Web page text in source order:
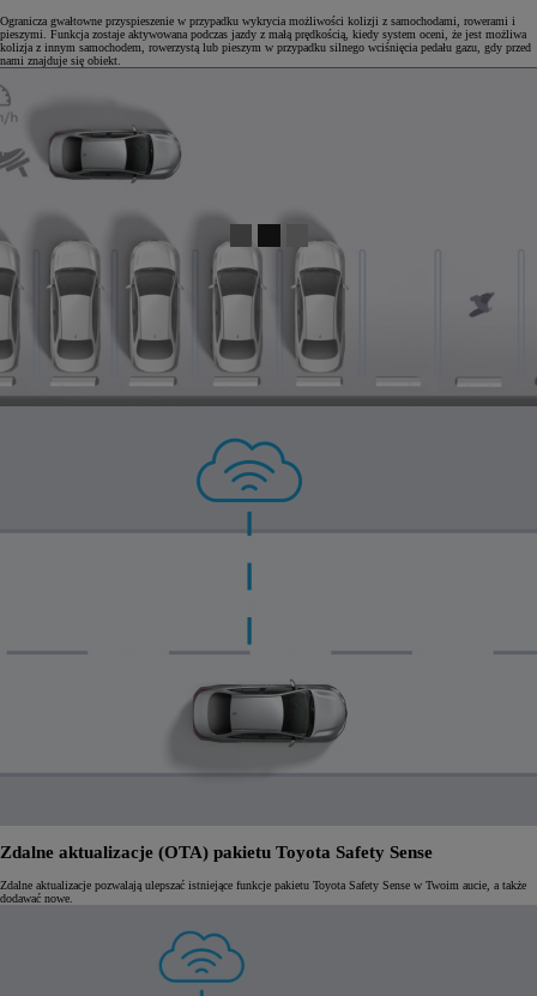
Ogranicza gwałtowne przyspieszenie w przypadku wykrycia możliwości kolizji z samochodami, rowerami i
pieszymi. Funkcja zostaje aktywowana podczas jazdy z małą prędkością, kiedy system oceni, że jest możliwa
kolizja z innym samochodem, rowerzystą lub pieszym w przypadku silnego wciśnięcia pedału gazu, gdy przed
nami znajduje się obiekt.
0:04 / 0:16
Zdalne aktualizacje (OTA) pakietu Toyota Safety Sense
Zdalne aktualizacje pozwalają ulepszać istniejące funkcje pakietu Toyota Safety Sense w Twoim aucie, a także
dodawać nowe.